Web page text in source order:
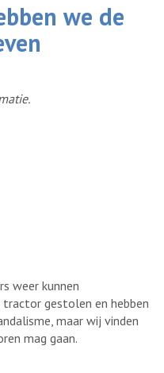
we de
weer kunnen
tractor gestolen en hebben
maar wij vinden
mag gaan.